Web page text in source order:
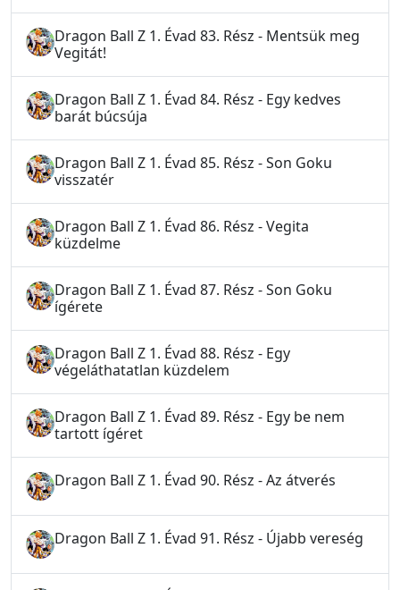
Dragon Ball Z 1. Évad 83. Rész - Mentsük meg
Vegitát!
Dragon Ball Z 1. Évad 84. Rész - Egy kedves
barát búcsúja
Dragon Ball Z 1. Évad 85. Rész - Son Goku
visszatér
Dragon Ball Z 1. Évad 86. Rész - Vegita
küzdelme
Dragon Ball Z 1. Évad 87. Rész - Son Goku
ígérete
Dragon Ball Z 1. Évad 88. Rész - Egy
végeláthatatlan küzdelem
Dragon Ball Z 1. Évad 89. Rész - Egy be nem
tartott ígéret
Dragon Ball Z 1. Évad 90. Rész - Az átverés
Dragon Ball Z 1. Évad 91. Rész - Újabb vereség